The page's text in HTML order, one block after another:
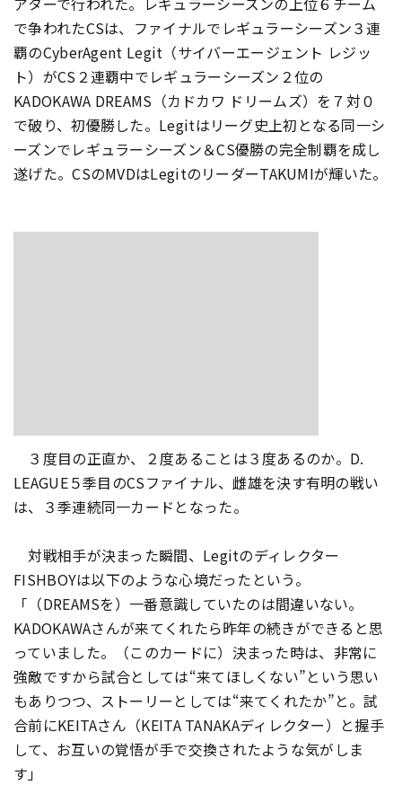
で争われたCSは、ファイナルでレギュラーシーズン３連
覇のCyberAgent Legit（サイバーエージェント レジッ
ト）がCS２連覇中でレギュラーシーズン２位の
KADOKAWA DREAMS（カドカワ ドリームズ）を７対０
で破り、初優勝した。Legitはリーグ史上初となる同一シ
ーズンでレギュラーシーズン＆CS優勝の完全制覇を成し
遂げた。CSのMVDはLegitのリーダーTAKUMIが輝いた。
３度目の正直か、２度あることは３度あるのか。D.
LEAGUE５季目のCSファイナル、雌雄を決す有明の戦い
は、 ３季連続同一カードとなった。
対戦相手が決まった瞬間、Legitのディレクター
FISHBOYは以下のような心境だったという。
「（DREAMSを）一番意識していたのは間違いない。
KADOKAWAさんが来てくれたら昨年の続きができると思
っていました。（このカードに）決まった時は、非常に
強敵ですから試合としては“来てほしくない”という思い
もありつつ、ストーリーとしては“来てくれたか”と。試
合前にKEITAさん（KEITA TANAKAディレクター）と握手
して、お互いの覚悟が手で交換されたような気がしま
す」